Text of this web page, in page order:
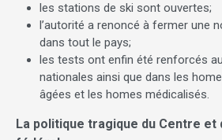
les stations de ski sont ouvertes;
l’autorité a renoncé à fermer une
dans tout le pays;
les tests ont enfin été renforcés
nationales ainsi que dans les
âgées et les homes médicalisés.
La politique tragique du Centre et